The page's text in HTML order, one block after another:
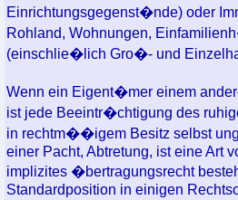
Einrichtungsgegenst�nde) oder
Rohland, Wohnungen,
(einschlie�lich Gro�- und
Wenn ein Eigent�mer einem
ist jede Beeintr�chtigung des
in rechtm��igem Besitz selbst
einer Pacht, Abtretung, ist eine Art
implizites �bertragungsrecht
Standardposition in einigen